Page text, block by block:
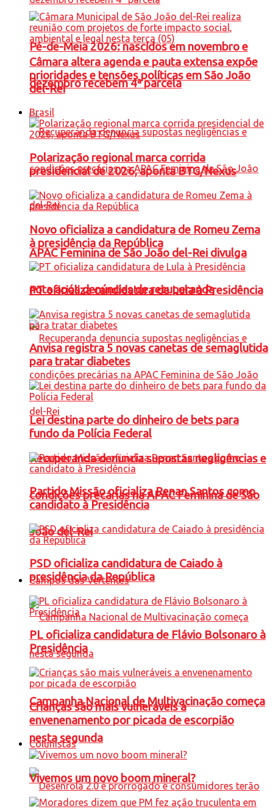
Pé-de-Meia 2026: nascidos em novembro e
dezembro recebem 4ª parcela
APAC Feminina de São João del-Rei divulga
nota após denúncias de recuperanda
Recuperanda denuncia supostas negligências e
condições precárias na APAC Feminina de São
João del-Rei
Campos das Vertentes
Campanha Nacional de Multivacinação começa
nesta segunda
Câmara altera agenda e pauta extensa expõe
prioridades e tensões políticas em São João
del-Rei
Brasil
Polarização regional marca corrida
presidencial de 2026, aponta BTG/Nexus
Novo oficializa a candidatura de Romeu Zema
à presidência da República
PT oficializa candidatura de Lula à Presidência
Anvisa registra 5 novas canetas de semaglutida
para tratar diabetes
Lei destina parte do dinheiro de bets para
fundo da Polícia Federal
Partido Missão oficializa Renan Santos como
candidato à Presidência
PSD oficializa candidatura de Caiado à
presidência da República
PL oficializa candidatura de Flávio Bolsonaro à
Presidência
Crianças são mais vulneráveis a
envenenamento por picada de escorpião
Colunistas
Vivemos um novo boom mineral?